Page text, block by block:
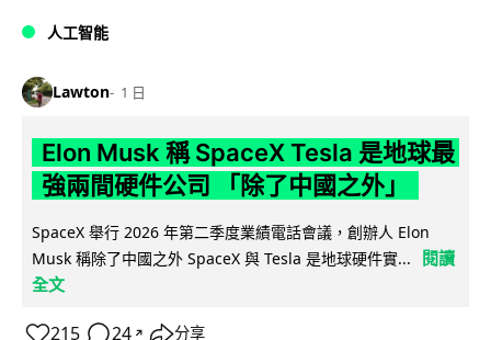
人工智能
Lawton 1 日
Elon Musk 稱 SpaceX Tesla 是地球最
強兩間硬件公司 「除了中國之外」
SpaceX 舉行 2026 年第二季度業績電話會議，創辦人 Elon
Musk 稱除了中國之外 SpaceX 與 Tesla 是地球硬件實...
閱讀
全文
215 24 ↗ 分享